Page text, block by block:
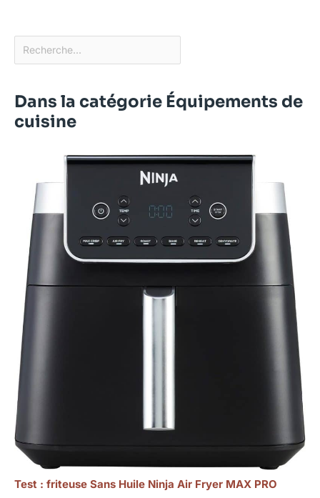
Dans la catégorie Équipements de
cuisine
Test : friteuse Sans Huile Ninja Air Fryer MAX PRO